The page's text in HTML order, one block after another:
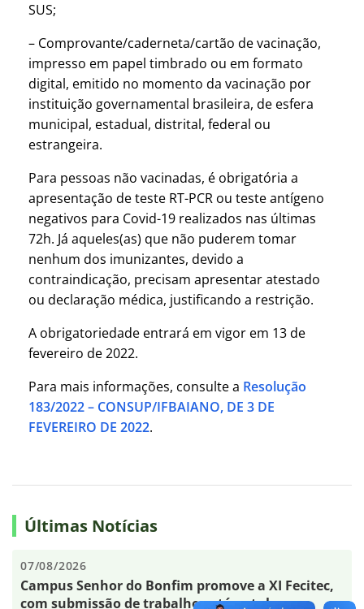
SUS;
– Comprovante/caderneta/cartão de vacinação,
impresso em papel timbrado ou em formato
digital, emitido no momento da vacinação por
instituição governamental brasileira, de esfera
municipal, estadual, distrital, federal ou
estrangeira.
Para pessoas não vacinadas, é obrigatória a
apresentação de teste RT-PCR ou teste antígeno
negativos para Covid-19 realizados nas últimas
72h. Já aqueles(as) que não puderem tomar
nenhum dos imunizantes, devido a
contraindicação, precisam apresentar atestado
ou declaração médica, justificando a restrição.
A obrigatoriedade entrará em vigor em 13 de
fevereiro de 2022.
Para mais informações, consulte a Resolução
183/2022 – CONSUP/IFBAIANO, DE 3 DE
FEVEREIRO DE 2022.
Últimas Notícias
07/08/2026
Campus Senhor do Bonfim promove a XI Fecitec,
com submissão de trabalhos até outubro